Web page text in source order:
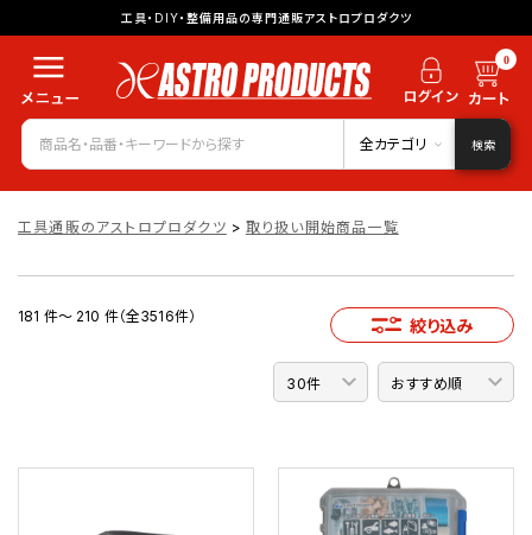
工具・DIY・整備用品の専門通販アストロプロダクツ
0
全カテゴリ 検索
工具通販のアストロプロダクツ > 取り扱い開始商品一覧
181 件～ 210 件（全3516件） 絞り込み